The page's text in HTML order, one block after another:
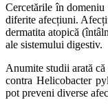
Cercetările în domeniu
diferite afecțiuni.
dermatita atopică
ale sistemului digestiv.
Anumite studii arată
contra Helicobacter
pot preveni diverse